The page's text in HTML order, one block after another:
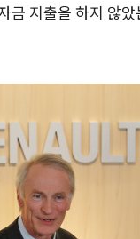
지출을 하지 않